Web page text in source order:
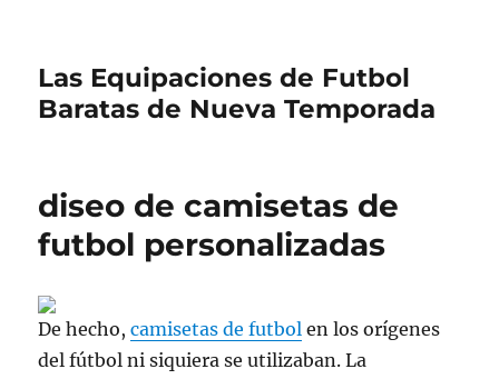
Las Equipaciones de Futbol
Baratas de Nueva Temporada
diseo de camisetas de
futbol personalizadas
De hecho,camisetas de futbol en los orígenes
del fútbol ni siquiera se utilizaban. La